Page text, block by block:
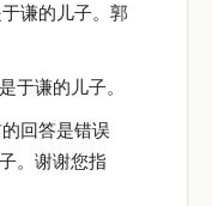
谦的儿子。郭
于谦的儿子。
回答是错误
。谢谢您指